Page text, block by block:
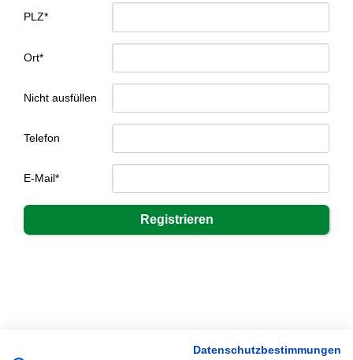
PLZ*
Ort*
Nicht ausfüllen
Telefon
E-Mail*
Datenschutzbestimmungen